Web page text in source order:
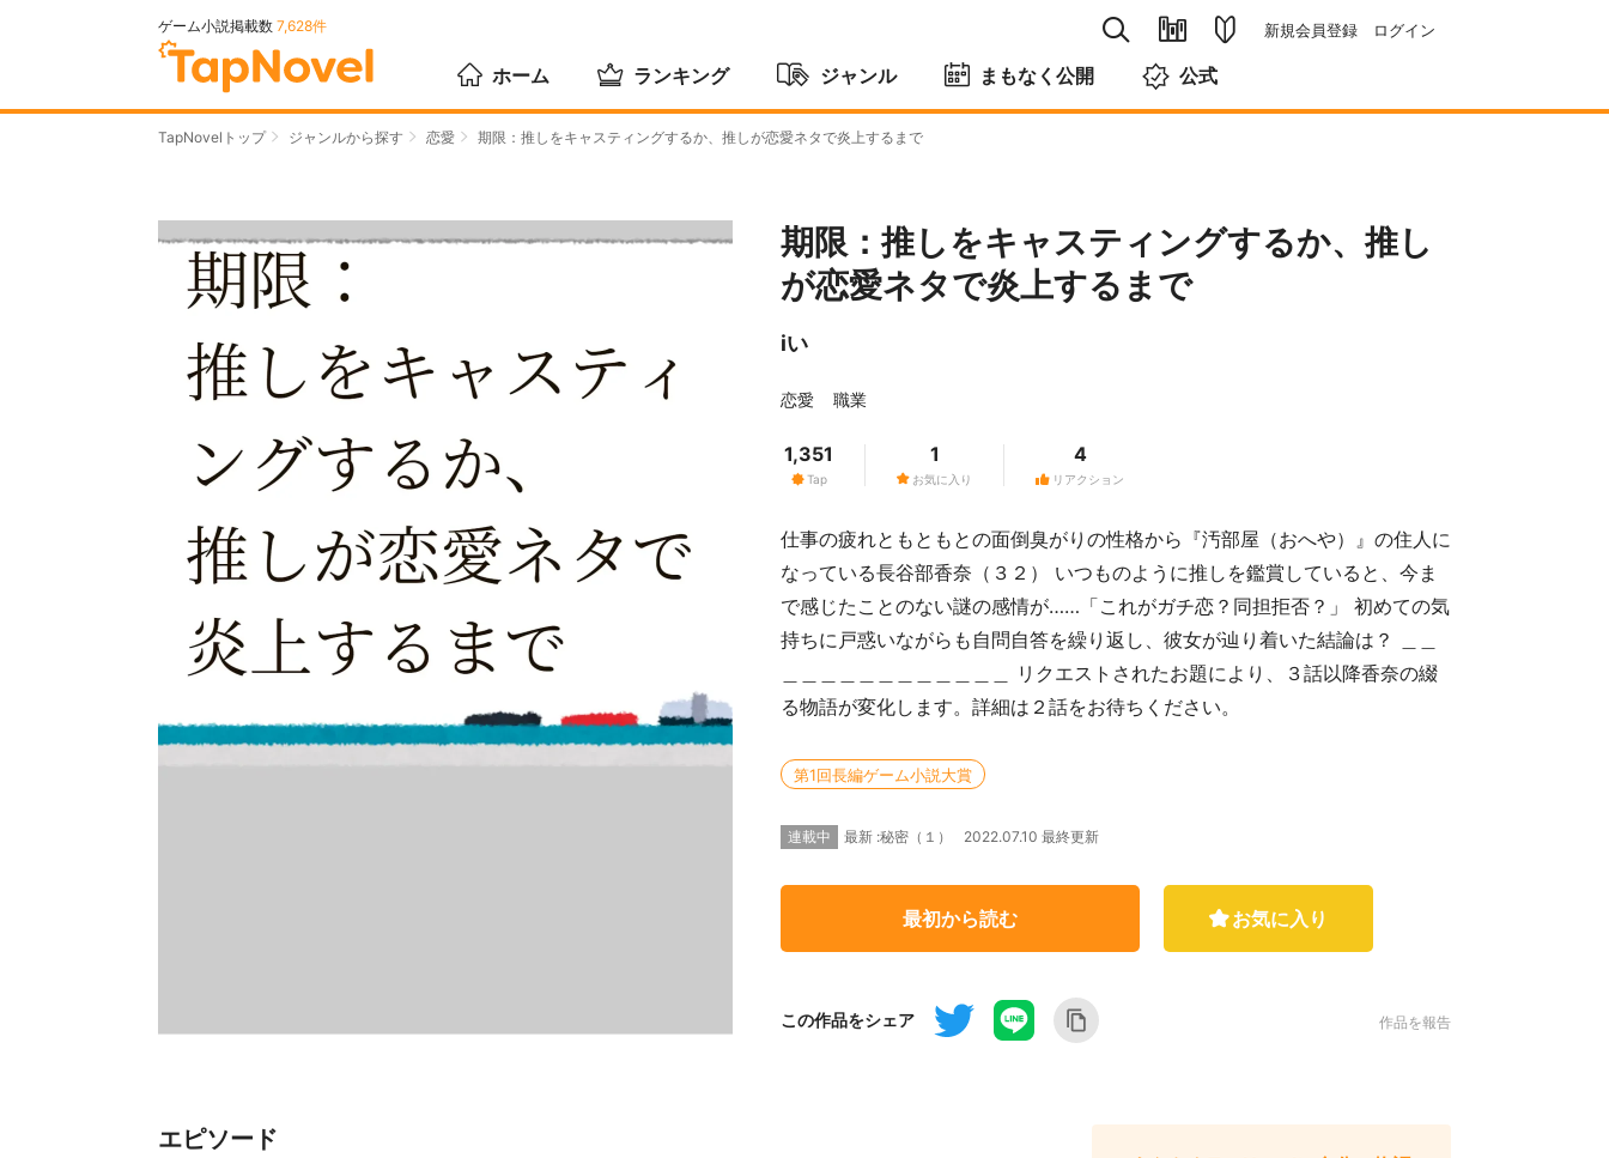
ゲーム小説掲載数 7,628件 新規会員登録 ログイン
ホーム ランキング ジャンル まもなく公開 公式
TapNovelトップ ジャンルから探す 恋愛 期限：推しをキャスティングするか、推しが恋愛ネタで炎上するまで
期限：推しをキャスティングするか、推し
が恋愛ネタで炎上するまで
iい
恋愛 職業
Tap
1,351
お気に入り
1
リアクション
4
仕事の疲れともともとの面倒臭がりの性格から『汚部屋（おへや）』の住人に
なっている長谷部香奈（３２） いつものように推しを鑑賞していると、今ま
で感じたことのない謎の感情が……「これがガチ恋？同担拒否？」 初めての気
持ちに戸惑いながらも自問自答を繰り返し、彼女が辿り着いた結論は？ ＿＿
＿＿＿＿＿＿＿＿＿＿＿＿ リクエストされたお題により、３話以降香奈の綴
る物語が変化します。詳細は２話をお待ちください。
第1回長編ゲーム小説大賞
連載中 最新 :秘密（１） 2022.07.10 最終更新
最初から読む お気に入り
この作品をシェア 作品を報告
エピソード